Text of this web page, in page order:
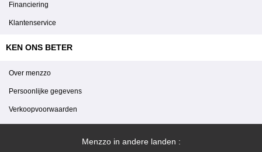
Financiering
Klantenservice
KEN ONS BETER
Over menzzo
Persoonlijke gegevens
Verkoopvoorwaarden
Menzzo in andere landen :